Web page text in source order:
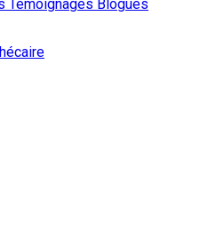
Témoignages Blogues